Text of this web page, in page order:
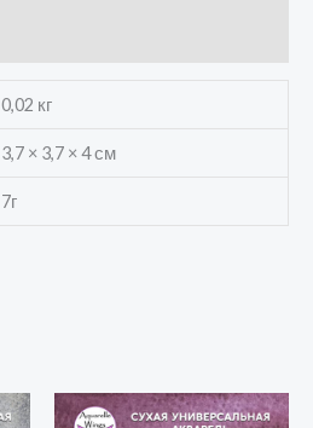
0,02 кг
3,7 × 3,7 × 4 см
7г